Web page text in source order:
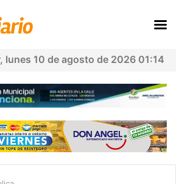
lunes 10 de agosto de 2026 01:14